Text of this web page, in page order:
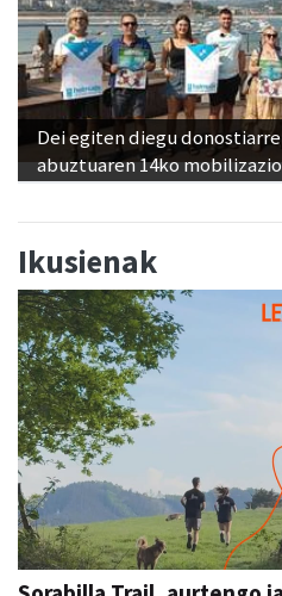
Dei egiten diegu
abuztuaren 14ko
Ikusienak